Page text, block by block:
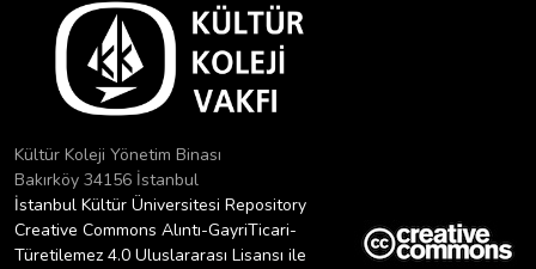
Kültür Koleji Yönetim Binası
Bakırköy 34156 İstanbul
İstanbul Kültür Üniversitesi Repository
Creative Commons Alıntı-GayriTicari-
Türetilemez 4.0 Uluslararası Lisansı ile